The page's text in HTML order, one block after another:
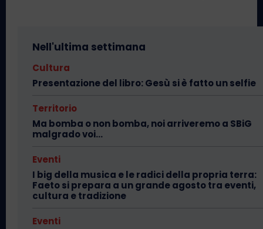
Nell'ultima settimana
Cultura
Presentazione del libro: Gesù si è fatto un selfie
Territorio
Ma bomba o non bomba, noi arriveremo a SBiG
malgrado voi…
Eventi
I big della musica e le radici della propria terra:
Faeto si prepara a un grande agosto tra eventi,
cultura e tradizione
Eventi